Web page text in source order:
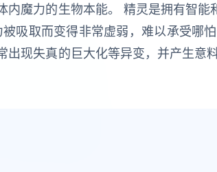
魔力的生物本能。 精灵是拥有智
吸取而变得非常虚弱，难以承受哪
现失真的巨大化等异变，并产生意